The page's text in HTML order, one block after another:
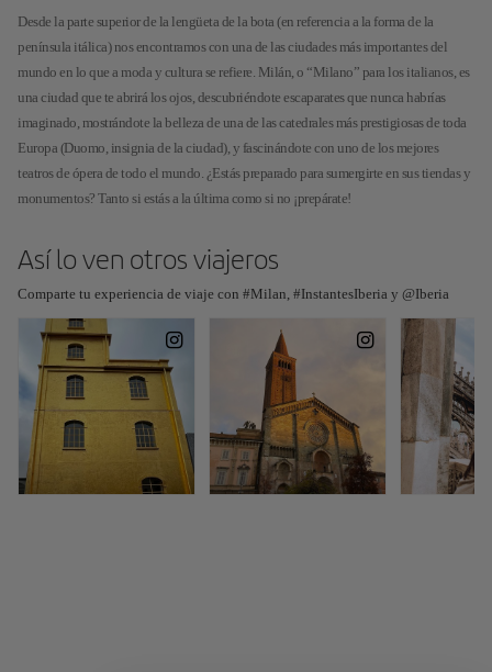
Desde la parte superior de la lengüeta de la bota (en referencia a la forma de la
península itálica) nos encontramos con una de las ciudades más importantes del
mundo en lo que a moda y cultura se refiere. Milán, o “Milano” para los italianos, es
una ciudad que te abrirá los ojos, descubriéndote escaparates que nunca habrías
imaginado, mostrándote la belleza de una de las catedrales más prestigiosas de toda
Europa (Duomo, insignia de la ciudad), y fascinándote con uno de los mejores
teatros de ópera de todo el mundo. ¿Estás preparado para sumergirte en sus tiendas y
monumentos? Tanto si estás a la última como si no ¡prepárate!
Así lo ven otros viajeros
Comparte tu experiencia de viaje con #Milan, #InstantesIberia y @Iberia